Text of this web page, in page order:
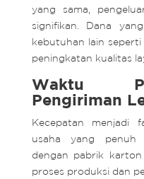
yang sama,
signifikan. Dana
kebutuhan lain
peningkatan kualitas
Waktu
Pengiriman
Kecepatan menjadi
usaha yang penuh
dengan pabrik
proses produksi dan